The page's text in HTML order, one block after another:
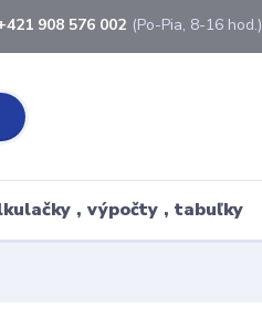
908 576 002 (Po-Pia, 8-16 hod.)
, výpočty , tabuľky